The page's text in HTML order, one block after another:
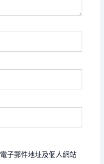
子郵件地址及個人網站